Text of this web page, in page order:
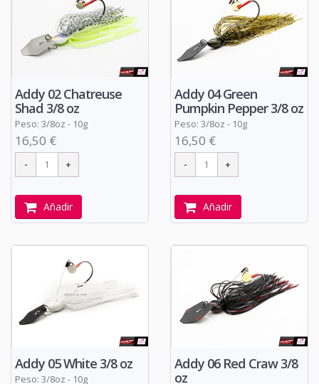
Addy 02 Chatreuse
Shad 3/8 oz
Peso: 3/8oz - 10g
16,50 €
Añadir
Addy 04 Green
Pumpkin Pepper 3/8 oz
Peso: 3/8oz - 10g
16,50 €
Añadir
Addy 05 White 3/8 oz
Peso: 3/8oz - 10g
Addy 06 Red Craw 3/8
oz